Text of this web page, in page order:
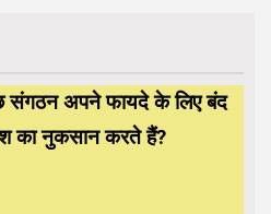
संगठन अपने फायदे के लिए बंद
का नुकसान करते हैं?